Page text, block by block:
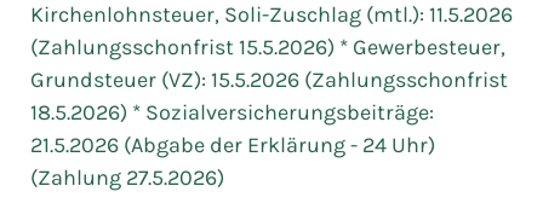
Kirchenlohnsteuer, Soli-Zuschlag (mtl.): 11.5.2026
(Zahlungsschonfrist 15.5.2026) * Gewerbesteuer,
Grundsteuer (VZ): 15.5.2026 (Zahlungsschonfrist
18.5.2026) * Sozialversicherungsbeiträge:
21.5.2026 (Abgabe der Erklärung - 24 Uhr)
(Zahlung 27.5.2026)